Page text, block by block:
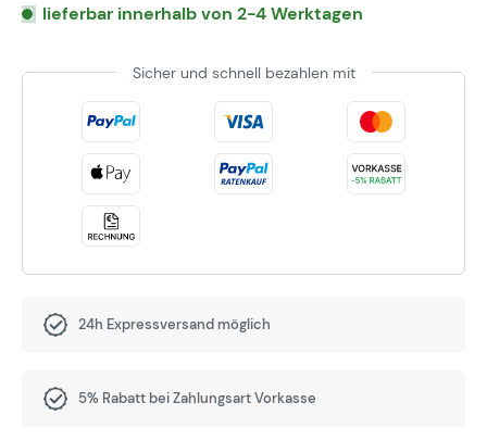
lieferbar innerhalb von 2-4 Werktagen
Sicher und schnell bezahlen mit
24h Expressversand möglich
5% Rabatt bei Zahlungsart Vorkasse